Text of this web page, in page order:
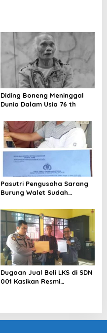
Diding Boneng Meninggal
Dunia Dalam Usia 76 th
Pasutri Pengusaha Sarang
Burung Walet Sudah
Pelapor Desak Polda Jambi
Segera Lakukan Penahanan
Dugaan Jual Beli LKS di SDN
001 Kasikan Resmi